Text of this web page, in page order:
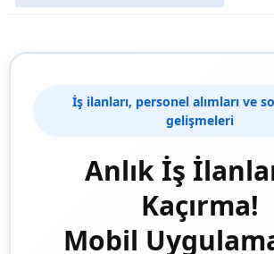
İş ilanları, personel alımları ve
gelişmeleri
Anlık İş
Kaçırma!
Mobil